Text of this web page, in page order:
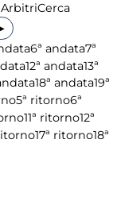
ArbitriCerca
6ª andata7ª
12ª andata13ª
18ª andata19ª
5ª ritorno6ª
11ª ritorno12ª
17ª ritorno18ª